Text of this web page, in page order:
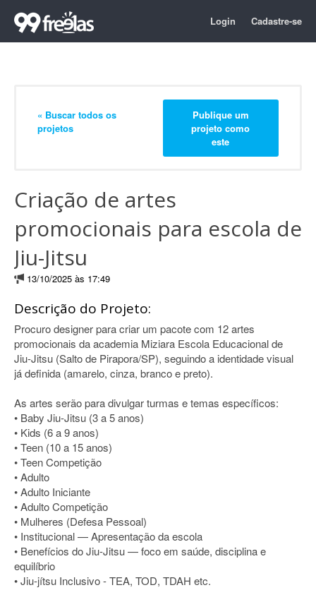
Login Cadastre-se
« Buscar todos os
projetos
Publique um
projeto como
este
Criação de artes
promocionais para escola de
Jiu-Jitsu
13/10/2025 às 17:49
Descrição do Projeto:
Procuro designer para criar um pacote com 12 artes
promocionais da academia Miziara Escola Educacional de
Jiu-Jitsu (Salto de Pirapora/SP), seguindo a identidade visual
já definida (amarelo, cinza, branco e preto).
As artes serão para divulgar turmas e temas específicos:
• Baby Jiu-Jitsu (3 a 5 anos)
• Kids (6 a 9 anos)
• Teen (10 a 15 anos)
• Teen Competição
• Adulto
• Adulto Iniciante
• Adulto Competição
• Mulheres (Defesa Pessoal)
• Institucional — Apresentação da escola
• Benefícios do Jiu-Jitsu — foco em saúde, disciplina e
equilíbrio
• Jiu-jítsu Inclusivo - TEA, TOD, TDAH etc.